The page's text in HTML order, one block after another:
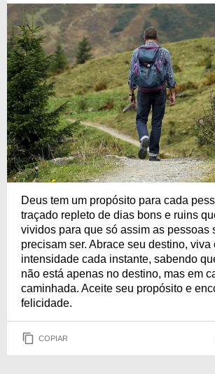
Deus tem um propósito para cada
traçado repleto de dias bons e ruins
vividos para que só assim as pessoas
precisam ser. Abrace seu destino, viva
intensidade cada instante, sabendo
não está apenas no destino, mas em
caminhada. Aceite seu propósito e
felicidade.
COPIAR